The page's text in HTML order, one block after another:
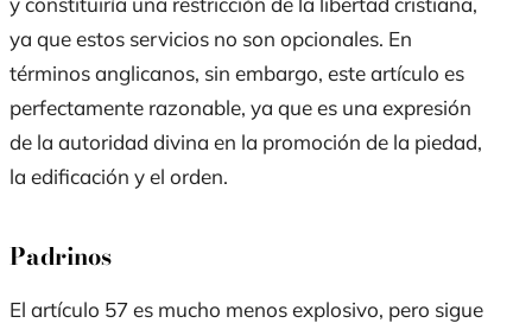
ya que estos servicios no son opcionales. En
términos anglicanos, sin embargo, este artículo es
perfectamente razonable, ya que es una expresión
de la autoridad divina en la promoción de la piedad,
la edificación y el orden.
Padrinos
El artículo 57 es mucho menos explosivo, pero sigue